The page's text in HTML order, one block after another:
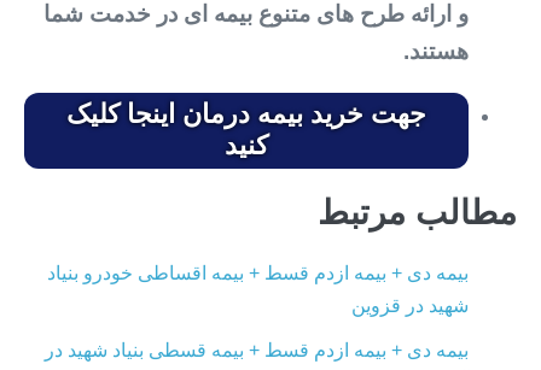
و ارائه طرح های متنوع بیمه ای در خدمت شما
هستند.
جهت خرید بیمه درمان اینجا کلیک
کنید
مطالب مرتبط
بیمه دی + بیمه ازدم قسط + بیمه اقساطی خودرو بنیاد
شهید در قزوین
بیمه دی + بیمه ازدم قسط + بیمه قسطی بنیاد شهید در